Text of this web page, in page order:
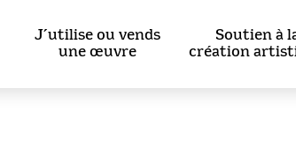
J’utilise ou vends
une œuvre
Soutien à
création